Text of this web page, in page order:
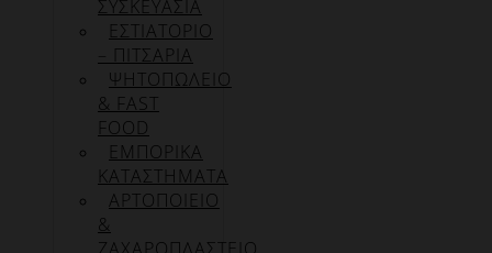
ΣΥΣΚΕΥΑΣΊΑ
ΕΣΤΙΑΤΟΡΙΟ
– ΠΙΤΣΑΡΙΑ
ΨΗΤΟΠΩΛΕΙΟ
& FAST
FOOD
ΕΜΠΟΡΙΚΑ
ΚΑΤΑΣΤΗΜΑΤΑ
ΑΡΤΟΠΟΙΕΙΟ
&